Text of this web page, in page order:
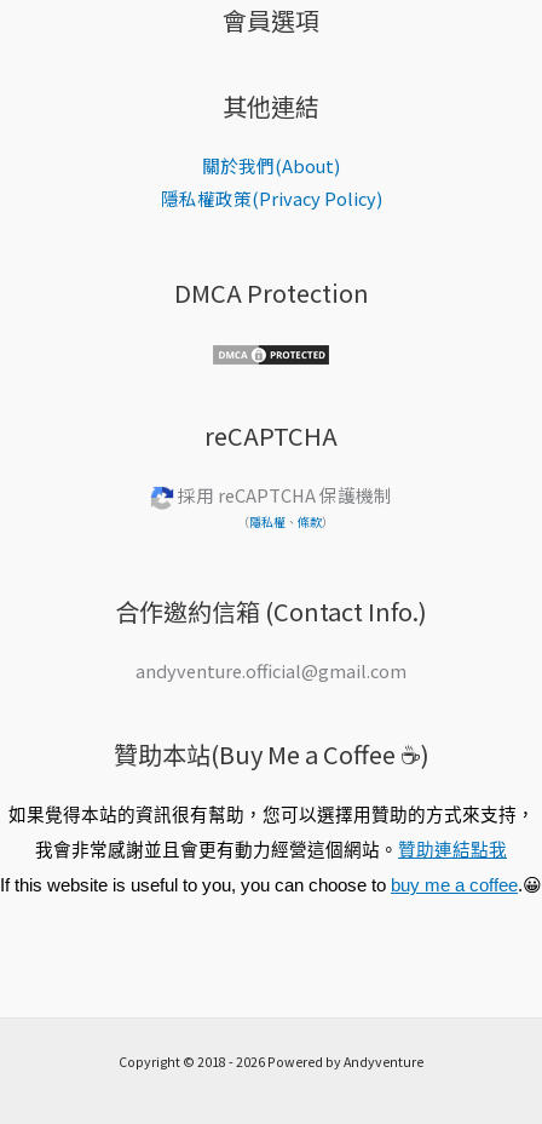
會員選項
其他連結
關於我們(About)
隱私權政策(Privacy Policy)
DMCA Protection
reCAPTCHA
採用 reCAPTCHA 保護機制
（隱私權、 條款）
合作邀約信箱 (Contact Info.)
andyventure.official@gmail.com
贊助本站(Buy Me a Coffee ☕️)
如果覺得本站的資訊很有幫助，您可以選擇用贊助的方式來支持，
我會非常感謝並且會更有動力經營這個網站。 贊助連結點我
If this website is useful to you, you can choose to buy me a coffee.😀
Copyright © 2018 - 2026 Powered by Andyventure